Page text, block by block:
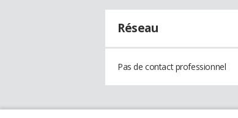
Réseau
Pas de contact professionnel